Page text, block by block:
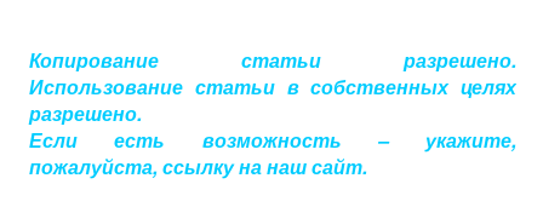
Копирование статьи разрешено.
Использование статьи в собственных целях
разрешено.
Если есть возможность – укажите,
пожалуйста, ссылку на наш сайт.